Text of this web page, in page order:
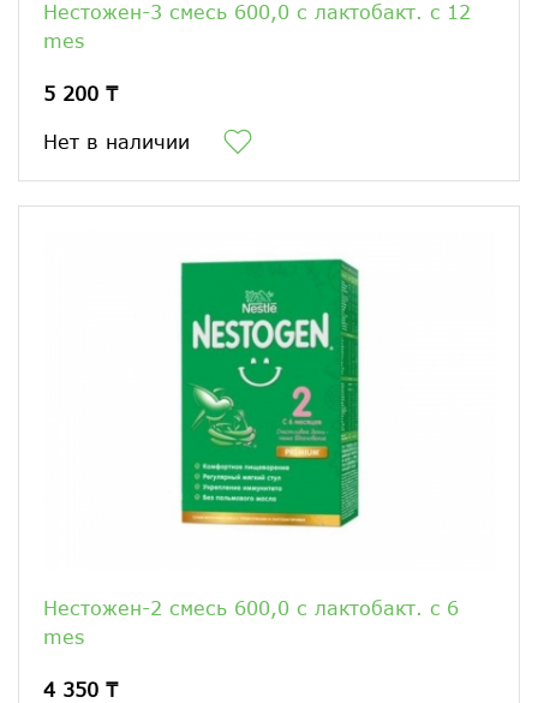
Нестожен-3 смесь 600,0 с лактобакт. c 12
mes
5 200 ₸
Нет в наличии
Нестожен-2 смесь 600,0 с лактобакт. c 6
mes
4 350 ₸